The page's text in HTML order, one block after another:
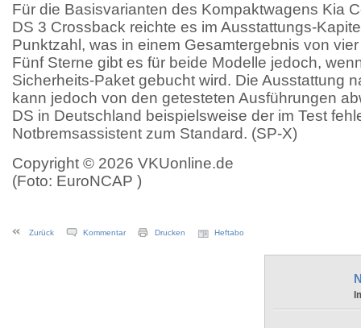
Für die Basisvarianten des Kompaktwagens Kia
DS 3 Crossback reichte es im Ausstattungs-
Punktzahl, was in einem Gesamtergebnis von
Fünf Sterne gibt es für beide Modelle jedoch,
Sicherheits-Paket gebucht wird. Die Ausstattung
kann jedoch von den getesteten Ausführungen
DS in Deutschland beispielsweise der im Test
Notbremsassistent zum Standard. (SP-X)
Copyright © 2026 VKUonline.de
(Foto: EuroNCAP )
Zurück Kommentar Drucken Heftabo